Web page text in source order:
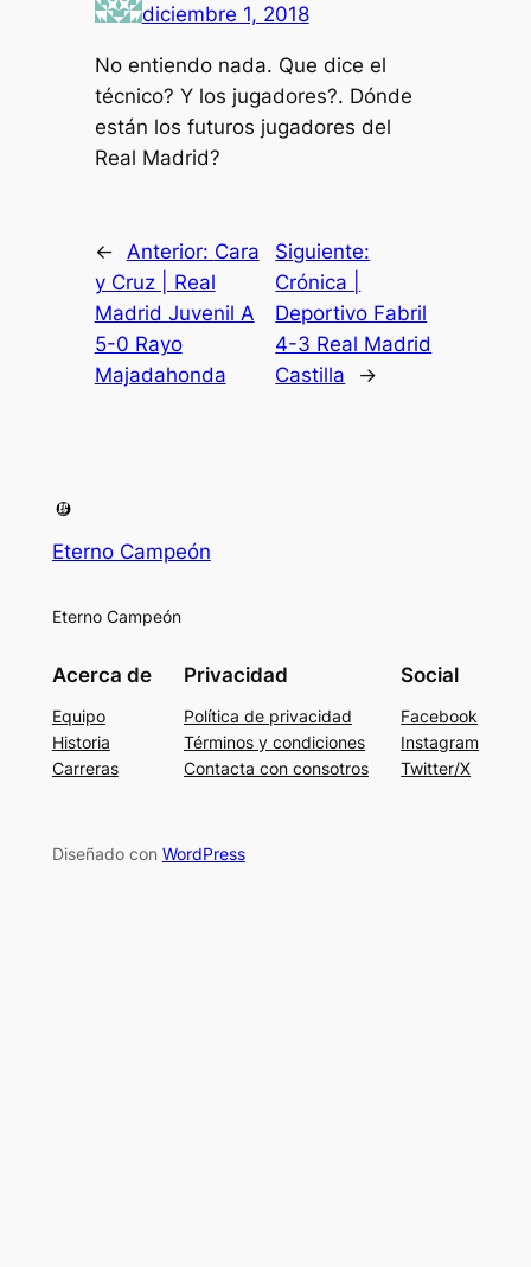
diciembre 1, 2018
No entiendo nada. Que dice el
técnico? Y los jugadores?. Dónde
están los futuros jugadores del
Real Madrid?
← Anterior: Cara
y Cruz | Real
Madrid Juvenil A
5-0 Rayo
Majadahonda
Siguiente:
Crónica |
Deportivo Fabril
4-3 Real Madrid
Castilla
→
Eterno Campeón
Eterno Campeón
Acerca de
Equipo
Historia
Carreras
Privacidad
Política de privacidad
Términos y condiciones
Contacta con consotros
Social
Facebook
Instagram
Twitter/X
Diseñado con WordPress